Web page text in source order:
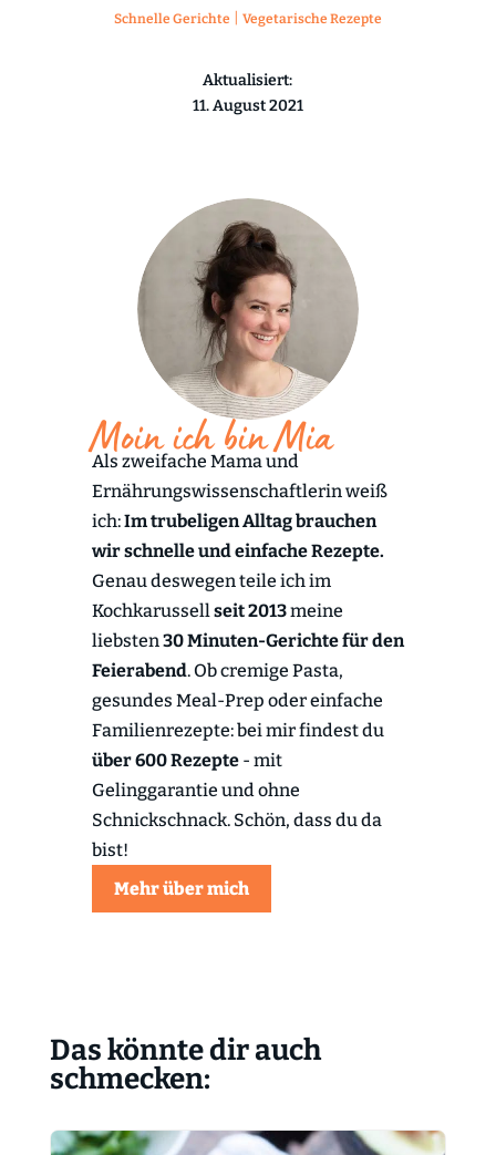
Schnelle Gerichte Vegetarische Rezepte
Aktualisiert:
11. August 2021
Moin ich bin Mia
Als zweifache Mama und
Ernährungswissenschaftlerin weiß
ich:Im trubeligen Alltag brauchen
wir schnelle und einfache Rezepte.
Genau deswegen teile ich im
Kochkarussell seit 2013meine
liebsten 30 Minuten-Gerichte für den
Feierabend. Ob cremige Pasta,
gesundes Meal-Prep oder einfache
Familienrezepte: bei mir findest du
über 600 Rezepte- mit
Gelinggarantie und ohne
Schnickschnack. Schön, dass du da
bist!
Mehr über mich
Das könnte dir auch
schmecken: